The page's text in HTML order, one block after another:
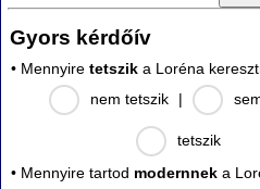
Gyors kérdőív
• Mennyire tetszik a Loréna
nem tetszik
|
tetszik
• Mennyire tartod modernnek a